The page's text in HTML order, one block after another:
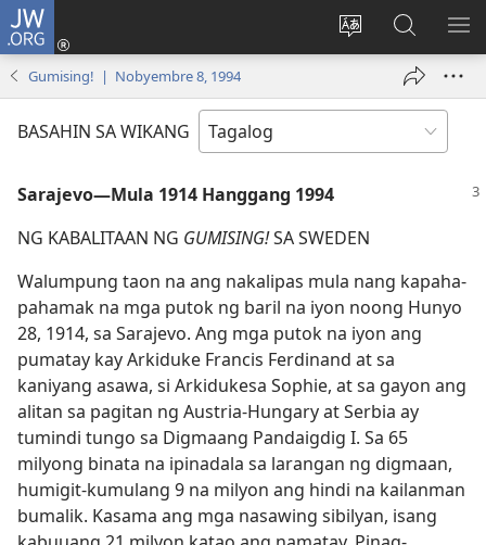
JW.ORG
Baguhin
ng
Mag-
log
bubukas
window)
sa
JW.ORG
Gumising! | Nobyembre 8, 1994
BASAHIN SA WIKANG
Sarajevo​—Mula 1914 Hanggang 1994
NG KABALITAAN NG GUMISING!SA SWEDEN
Walumpung taon na ang nakalipas mula nang kapaha-
pahamak na mga putok ng baril na iyon noong Hunyo
28, 1914, sa Sarajevo. Ang mga putok na iyon ang
pumatay kay Arkiduke Francis Ferdinand at sa
kaniyang asawa, si Arkidukesa Sophie, at sa gayon ang
alitan sa pagitan ng Austria-Hungary at Serbia ay
tumindi tungo sa Digmaang Pandaigdig I. Sa 65
milyong binata na ipinadala sa larangan ng digmaan,
humigit-kumulang 9 na milyon ang hindi na kailanman
bumalik. Kasama ang mga nasawing sibilyan, isang